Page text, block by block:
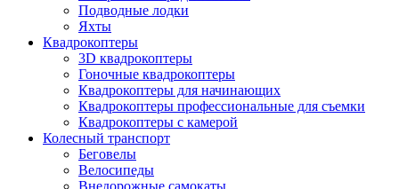
Подводные лодки
Яхты
Квадрокоптеры
3D квадрокоптеры
Гоночные квадрокоптеры
Квадрокоптеры для начинающих
Квадрокоптеры профессиональные для съемки
Квадрокоптеры с камерой
Колесный транспорт
Беговелы
Велосипеды
Внедорожные самокаты